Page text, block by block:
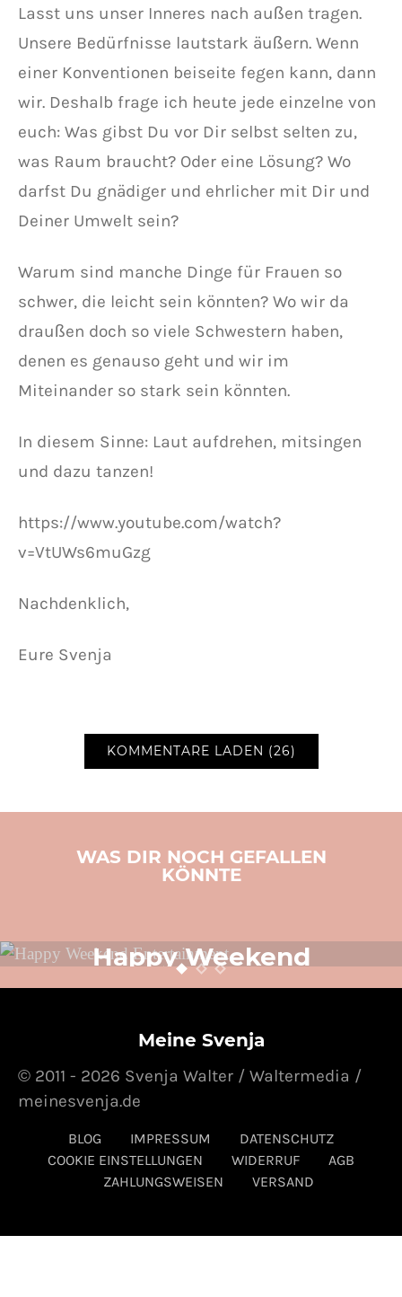
Lasst uns unser Inneres nach außen tragen.
Unsere Bedürfnisse lautstark äußern. Wenn
einer Konventionen beiseite fegen kann, dann
wir. Deshalb frage ich heute jede einzelne von
euch: Was gibst Du vor Dir selbst selten zu,
was Raum braucht? Oder eine Lösung? Wo
darfst Du gnädiger und ehrlicher mit Dir und
Deiner Umwelt sein?
Warum sind manche Dinge für Frauen so
schwer, die leicht sein könnten? Wo wir da
draußen doch so viele Schwestern haben,
denen es genauso geht und wir im
Miteinander so stark sein könnten.
In diesem Sinne: Laut aufdrehen, mitsingen
und dazu tanzen!
https://www.youtube.com/watch?
v=VtUWs6muGzg
Nachdenklich,
Eure Svenja
KOMMENTARE LADEN (26)
WAS DIR NOCH GEFALLEN
KÖNNTE
Happy Weekend
Entertainment
Meine Svenja
BLOG IMPRESSUM
DATENSCHUTZ
COOKIE EINSTELLUNGEN
WIDERRUF
AGB
ZAHLUNGSWEISEN
VERSAND
© 2011 - 2026 Svenja Walter / Waltermedia /
meinesvenja.de